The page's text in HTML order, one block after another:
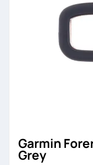
Garmin
Grey